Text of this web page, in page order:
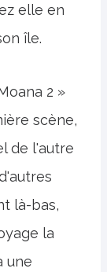
elle en
île.
2 »
scène,
de l'autre
là-bas,
la
une